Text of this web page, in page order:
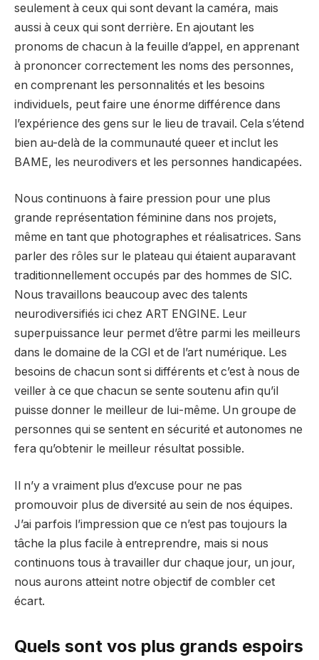
seulement à ceux qui sont devant la caméra, mais
aussi à ceux qui sont derrière. En ajoutant les
pronoms de chacun à la feuille d’appel, en apprenant
à prononcer correctement les noms des personnes,
en comprenant les personnalités et les besoins
individuels, peut faire une énorme différence dans
l’expérience des gens sur le lieu de travail. Cela s’étend
bien au-delà de la communauté queer et inclut les
BAME, les neurodivers et les personnes handicapées.
Nous continuons à faire pression pour une plus
grande représentation féminine dans nos projets,
même en tant que photographes et réalisatrices. Sans
parler des rôles sur le plateau qui étaient auparavant
traditionnellement occupés par des hommes de SIC.
Nous travaillons beaucoup avec des talents
neurodiversifiés ici chez ART ENGINE. Leur
superpuissance leur permet d’être parmi les meilleurs
dans le domaine de la CGI et de l’art numérique. Les
besoins de chacun sont si différents et c’est à nous de
veiller à ce que chacun se sente soutenu afin qu’il
puisse donner le meilleur de lui-même. Un groupe de
personnes qui se sentent en sécurité et autonomes ne
fera qu’obtenir le meilleur résultat possible.
Il n’y a vraiment plus d’excuse pour ne pas
promouvoir plus de diversité au sein de nos équipes.
J’ai parfois l’impression que ce n’est pas toujours la
tâche la plus facile à entreprendre, mais si nous
continuons tous à travailler dur chaque jour, un jour,
nous aurons atteint notre objectif de combler cet
écart.
Quels sont vos plus grands espoirs